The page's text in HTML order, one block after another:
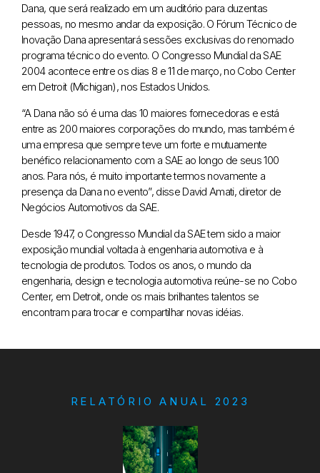
Dana, que será realizado em um auditório para duzentas
pessoas, no mesmo andar da exposição. O Fórum Técnico de
Inovação Dana apresentará sessões exclusivas do renomado
programa técnico do evento. O Congresso Mundial da SAE
2004 acontece entre os dias 8 e 11 de março, no Cobo Center
em Detroit (Michigan), nos Estados Unidos.
“A Dana não só é uma das 10 maiores fornecedoras e está
entre as 200 maiores corporações do mundo, mas também é
uma empresa que sempre teve um forte e mutuamente
benéfico relacionamento com a SAE ao longo de seus 100
anos. Para nós, é muito importante termos novamente a
presença da Dana no evento”, disse David Amati, diretor de
Negócios Automotivos da SAE.
Desde 1947, o Congresso Mundial da SAE tem sido a maior
exposição mundial voltada à engenharia automotiva e à
tecnologia de produtos. Todos os anos, o mundo da
engenharia, design e tecnologia automotiva reúne-se no Cobo
Center, em Detroit, onde os mais brilhantes talentos se
encontram para trocar e compartilhar novas idéias.
RELATÓRIO ANUAL 2023